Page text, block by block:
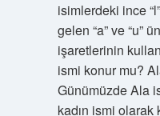
isimlerdeki ince
gelen “a” ve “u”
işaretlerinin
ismi konur mu?
Günümüzde Ala
kadın ismi olarak